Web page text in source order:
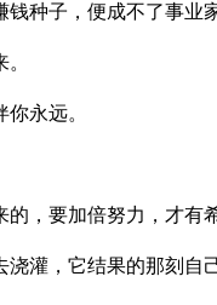
种子，便成不了事业家
永远。
，要加倍努力，才有希
灌，它结果的那刻自